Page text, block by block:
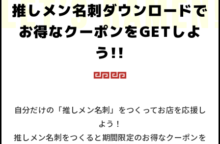
推しメン名刺ダウンロードで
お得なクーポンをGETしよ
う!!
自分だけの「推しメン名刺」をつくってお店を応援し
よう！
推しメン名刺をつくると期間限定のお得なクーポンを